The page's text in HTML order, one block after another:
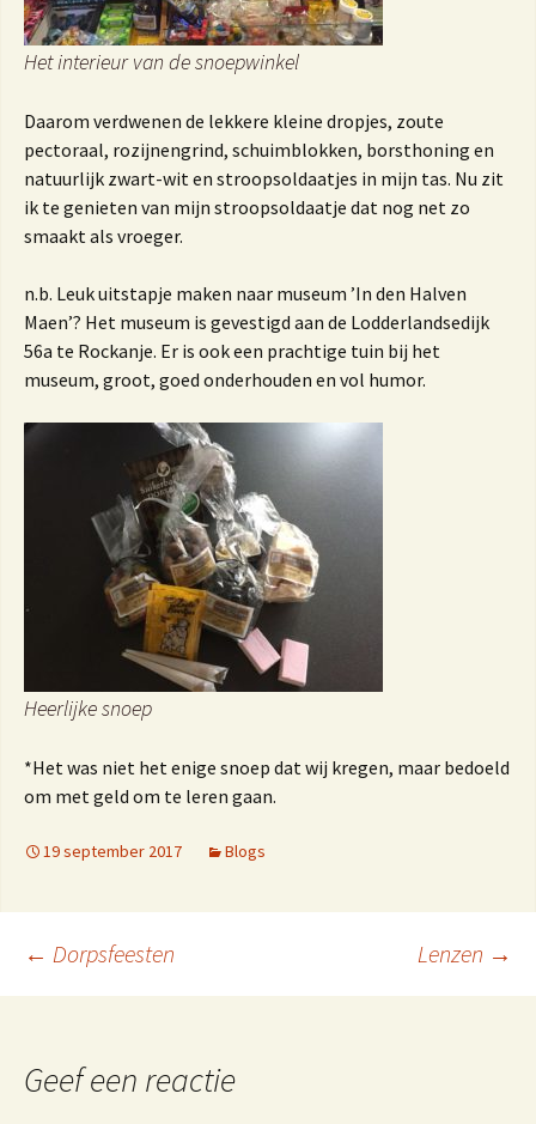
Het interieur van de snoepwinkel
Daarom verdwenen de lekkere kleine dropjes, zoute
pectoraal, rozijnengrind, schuimblokken, borsthoning en
natuurlijk zwart-wit en stroopsoldaatjes in mijn tas. Nu zit
ik te genieten van mijn stroopsoldaatje dat nog net zo
smaakt als vroeger.
n.b. Leuk uitstapje maken naar museum ’In den Halven
Maen’? Het museum is gevestigd aan de Lodderlandsedijk
56a te Rockanje. Er is ook een prachtige tuin bij het
museum, groot, goed onderhouden en vol humor.
Heerlijke snoep
*Het was niet het enige snoep dat wij kregen, maar bedoeld
om met geld om te leren gaan.
19 september 2017 Blogs
Berichtnavigatie
← Dorpsfeesten Lenzen →
Geef een reactie